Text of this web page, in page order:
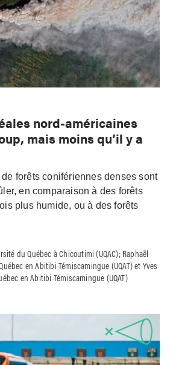
nord-américaines
mais moins qu’il y a
forêts conifériennes denses sont
en comparaison à des forêts
plus humide, ou à des forêts
du Québec à Chicoutimi (UQAC); Raphaël
en Abitibi-Témiscamingue (UQAT) et Yves
en Abitibi-Témiscamingue (UQAT)